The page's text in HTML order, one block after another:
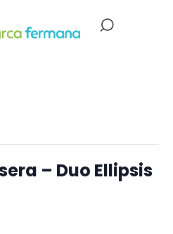
– Duo Ellipsis